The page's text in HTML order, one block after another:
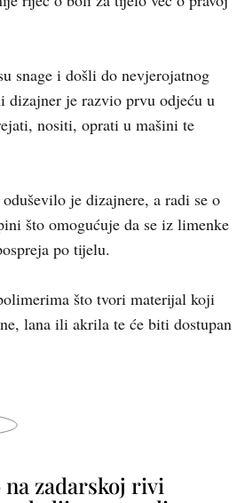
snage i došli do nevjerojatnog
dizajner je razvio prvu odjeću u
nositi, oprati u mašini te
je dizajnere, a radi se o
što omogućuje da se iz limenke
po tijelu.
što tvori materijal koji
lana ili akrila te će biti dostupan
na zadarskoj rivi